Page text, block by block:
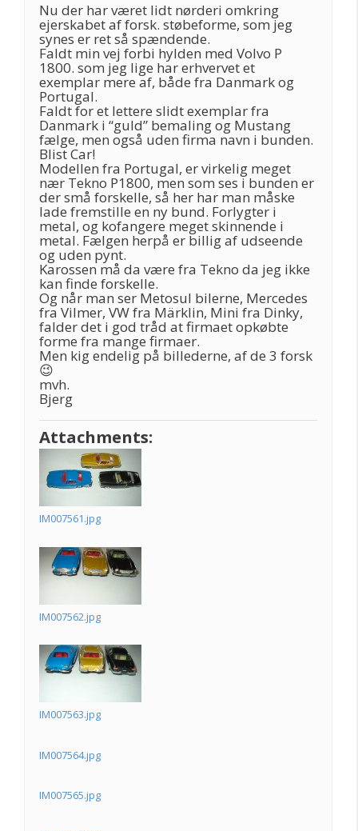
Nu der har været lidt nørderi omkring
ejerskabet af forsk. støbeforme, som jeg
synes er ret så spændende.
Faldt min vej forbi hylden med Volvo P
1800. som jeg lige har erhvervet et
exemplar mere af, både fra Danmark og
Portugal.
Faldt for et lettere slidt exemplar fra
Danmark i “guld” bemaling og Mustang
fælge, men også uden firma navn i bunden.
Blist Car!
Modellen fra Portugal, er virkelig meget
nær Tekno P1800, men som ses i bunden er
der små forskelle, så her har man måske
lade fremstille en ny bund. Forlygter i
metal, og kofangere meget skinnende i
metal. Fælgen herpå er billig af udseende
og uden pynt.
Karossen må da være fra Tekno da jeg ikke
kan finde forskelle.
Og når man ser Metosul bilerne, Mercedes
fra Vilmer, VW fra Märklin, Mini fra Dinky,
falder det i god tråd at firmaet opkøbte
forme fra mange firmaer.
Men kig endelig på billederne, af de 3 forsk
😉
mvh.
Bjerg
Attachments:
IM007561.jpg
IM007562.jpg
IM007563.jpg
IM007564.jpg
IM007565.jpg